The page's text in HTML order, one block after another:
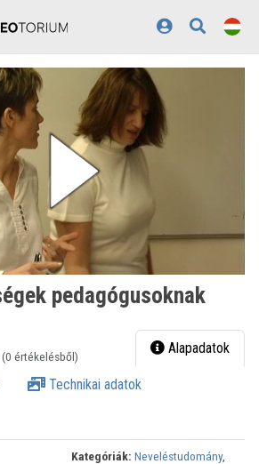
pedagógusoknak
(0 értékelésből) Alapadatok
Technikai adatok
Kategóriák: Neveléstudomány,